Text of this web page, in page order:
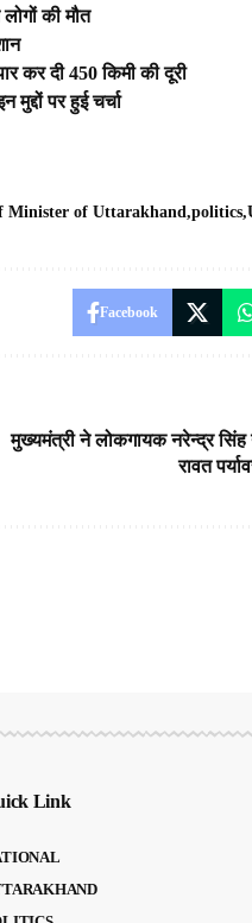
की मौत
कर दी 450 किमी की दूरी
पर हुई चर्चा
Minister of Uttarakhand politics
Facebook
मुख्यमंत्री ने लोकगायक नरेन्द्र सिंह
रावत
Link